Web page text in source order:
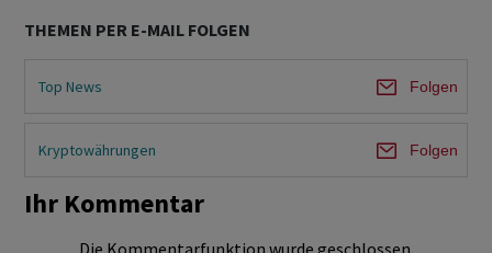
THEMEN PER E-MAIL FOLGEN
Top News Folgen
Kryptowährungen Folgen
Ihr Kommentar